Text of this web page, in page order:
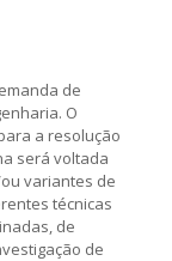
de
O
a resolução
será voltada
variantes de
técnicas
de
de